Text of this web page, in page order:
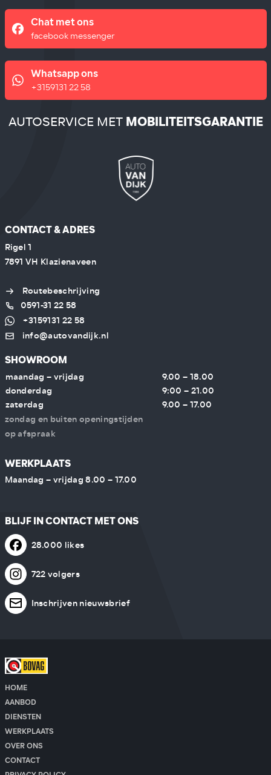
Chat met ons
facebook messenger
Whatsapp ons
+3159131 22 58
AUTOSERVICE MET MOBILITEITSGARANTIE
CONTACT & ADRES
Rigel 1
7891 VH Klazienaveen
Routebeschrijving
0591-31 22 58
+3159131 22 58
info@autovandijk.nl
SHOWROOM
maandag – vrijdag
9.00 – 18.00
donderdag
9:00 – 21.00
zaterdag
9.00 – 17.00
zondag en buiten openingstijden
op afspraak
WERKPLAATS
Maandag – vrijdag 8.00 – 17.00
BLIJF IN CONTACT MET ONS
28.000 likes
722 volgers
Inschrijven nieuwsbrief
HOME
AANBOD
DIENSTEN
WERKPLAATS
OVER ONS
CONTACT